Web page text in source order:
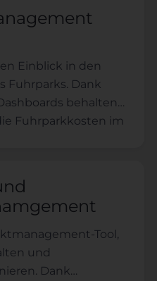
Einblick in den
Fuhrparks. Dank
behalten
Fuhrparkkosten im
Leasingverträgen -
ohne
Tool,
und
Dank